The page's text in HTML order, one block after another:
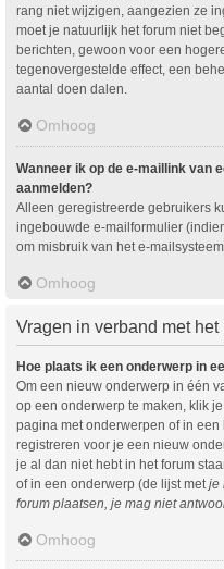
rang niet wijzigen, aangezien ze
moet je natuurlijk het forum niet
berichten, gewoon voor een
tegenovergestelde effect, een
aantal doen dalen.
Omhoog
Wanneer ik op de e-maillink van
aanmelden?
Alleen geregistreerde gebruikers
ingebouwde e-mailformulier
om misbruik van het e-
Omhoog
Vragen in verband met
Hoe plaats ik een onderwerp in
Om een nieuw onderwerp in één
op een onderwerp te maken, klik
pagina met onderwerpen of in
registreren voor je een nieuw
je al dan niet hebt in het forum
of in een onderwerp (de lijst met je
forum plaatsen, je mag niet
Omhoog